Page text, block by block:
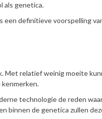
als genetica.
een definitieve voorspelling
Met relatief weinig moeite
technologie de reden
binnen de genetica zullen